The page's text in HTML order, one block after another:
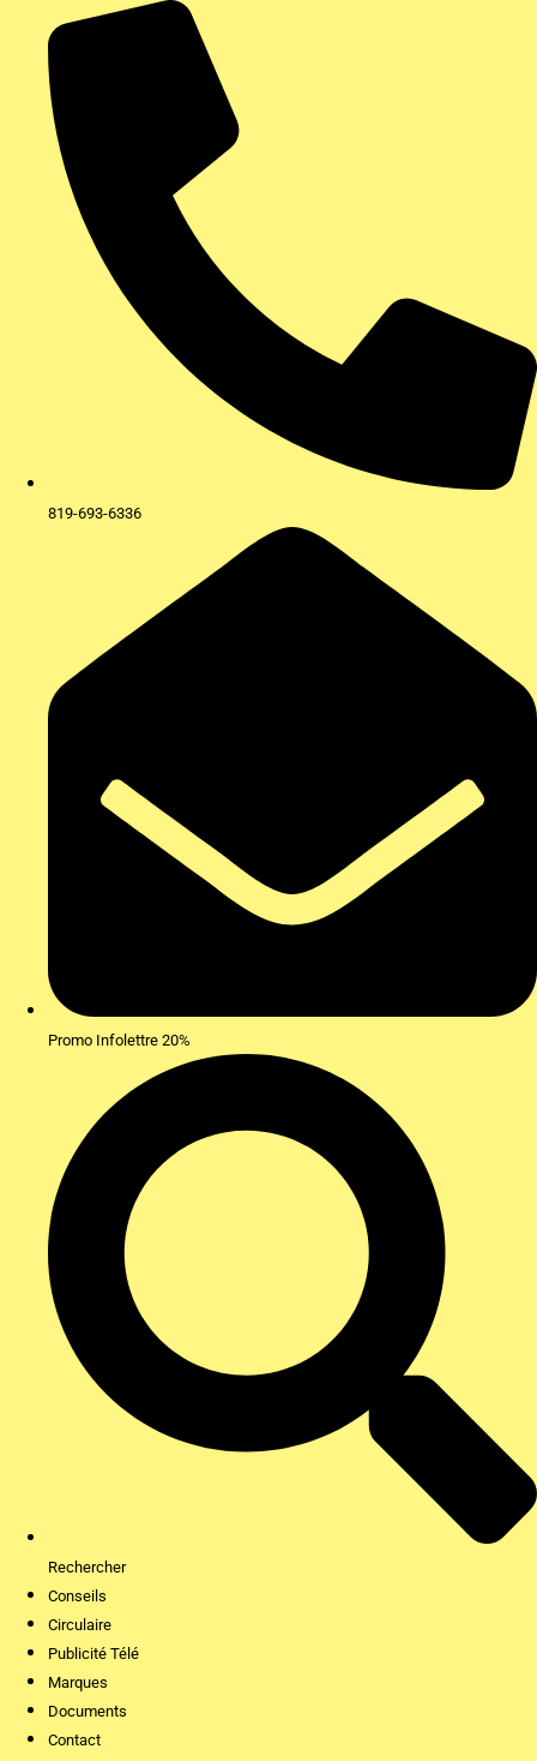
contenu
819-693-6336
Promo Infolettre 20%
Rechercher
Conseils
Circulaire
Publicité Télé
Marques
Documents
Contact